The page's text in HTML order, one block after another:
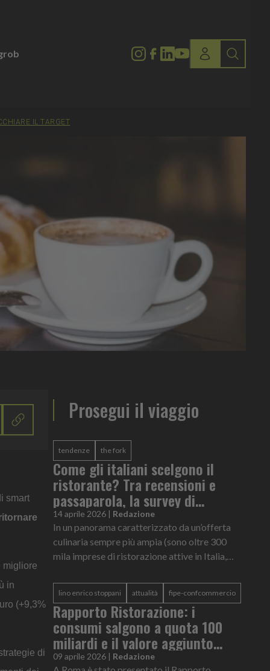
IL TARGET
smart
migliore
in
(+9,3%
di
Prosegui il viaggio
tendenze the fork
Come gli italiani scelgono il
ristorante? Tra recensioni e
passaparola, la survey di
TheFork
14 aprile 2026 | Redazione
In un panorama caratterizzato da un’offerta
culinaria sempre più ampia (sono oltre 300
mila imprese di ristorazione attive in Italia,
grande quantità di inform...
lino enrico stoppani attualità fipe-confcommercio
Rapporto Ristorazione: i
consumi salgono a quota 100
miliardi e il valore aggiunto
segna +0,5%
09 aprile 2026 | Redazione